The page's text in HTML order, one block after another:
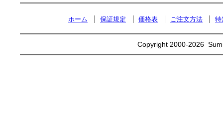
ホーム 保証規定 価格表 ご注文方法 特
Copyright 2000-2026